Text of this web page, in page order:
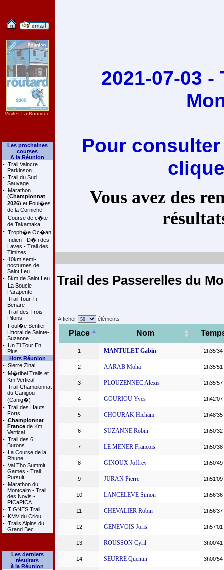
Visitez La Boutique
Les prochaines
courses
A la Réunion
- Trail Vaincre
Parkinson
- Trail du Sud
Sauvage
- Marathon
(Championnat
2026) et Foul�es
de la Corniche
- Course de c�te
de Takamaka
- Troph�e Oc�an
Indien - D�fi des
Laves - Trail des
Timizes
- 10km semi-
nocturnes de
Saint Leu
- 5km de Saint Leu
- La Boucle
Parapente
- Trail Tour Ti
Benare
- Trail des Trois
Pitons
- Foul�e Sentier
Littoral de Sainte-
Suzanne
- Un Ti Tour En
Plus
Hors Réunion
- Sierre Zinal
- M�ribel Trails et
Km Vertical
- Trail Championnat
du Canigou
(Canig�)
- Trail des Hauts
Forts
- Championnat
Francede Km
Vertical
- Trail des 6
Burons
- La Course de la
Rhune
- Val Tho Summit
Games - Trail
Pursuit
- Marathon du
Montcalm - Trail
des Novis -
PICaPICA
- TIGNES Trail
- KMV du Criou
- Trails Alpins du
Grand Bec
Les derniers
résultats
à la Réunion
2021-07-03
Pour
Vous avez des
Trail des Passerelles du
Afficher éléments
Place Nom
1 MANTULET Gabin 2h35'34
2 AARAB Moha 2h35'51
3 PLOUZENNEC Alexis 2h35'57
4 GOURIOU Yves 2h42'07
5 CHOURAK Hicham 2h48'35
6 SUZANNE Robin 2h50'32
7 LE MENER Francois 2h50'38
8 GINOUX Joffrey 2h50'49
9 JURAN Pierre 2h51'09
10 LANCELEVE Simon 2h56'36
11 CHEVALIER Robin 2h56'37
12 GENEVOIS Joris 2h57'01
13 ROUSSON Cyril 3h00'41
14 SEURRE Quentin 3h00'54